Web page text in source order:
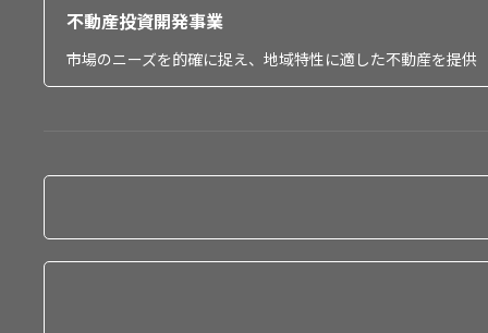
不動産投資開発事業
市場のニーズを的確に捉え、地域特性に適した不動産を提供